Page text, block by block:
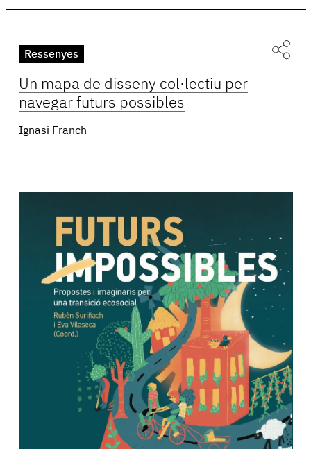
Ressenyes
Un mapa de disseny col·lectiu per
navegar futurs possibles
Ignasi Franch